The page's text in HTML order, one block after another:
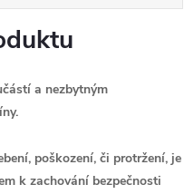
a nezbytným
poškození, či protržení, je
k zachování bezpečnosti